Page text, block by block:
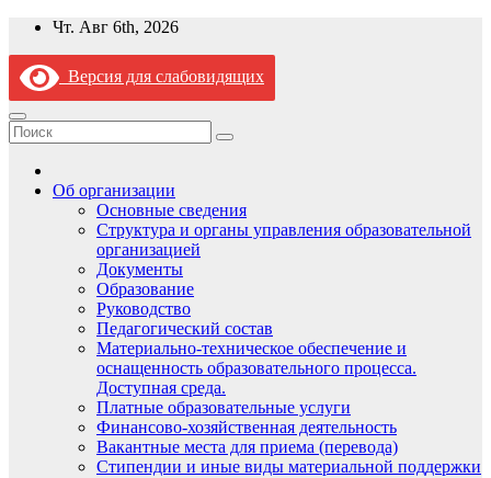
Перейти
содержимому
Чт. Авг 6th, 2026
Версия для слабовидящих
Об организации
Основные сведения
Структура и органы управления образовательной
организацией
Документы
Образование
Руководство
Педагогический состав
Материально-техническое обеспечение и
оснащенность образовательного процесса.
Доступная среда.
Платные образовательные услуги
Финансово-хозяйственная деятельность
Вакантные места для приема (перевода)
Стипендии и иные виды материальной поддержки